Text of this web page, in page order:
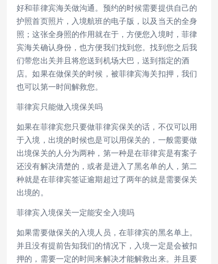
好和菲律宾海关做沟通。预约的时候需要提供自己的
护照首页照片，入境航班的电子版，以及当天的全身
照；这张全身照的作用就在于，方便您入境时，菲律
宾海关确认身份，也方便我们找到您。找到您之后我
们带您出关并且将您送到机场大巴，送到指定的酒
店。如果在做保关的时候，被菲律宾海关扣押，我们
也可以第一时间解救您。
菲律宾只能做入境保关吗
如果在菲律宾您只要做菲律宾保关的话，不仅可以用
于入境，出境的时候也是可以用保关的，一般需要做
出境保关的人分为两种，第一种是在菲律宾是有案子
还没有解决清楚的，或者是进入了黑名单的人，第二
种就是在菲律宾签证逾期超过了两年的就是需要保关
出境的。
菲律宾入境保关一定能安全入境吗
如果需要做保关的入境人员，在菲律宾的黑名单上。
并且没有提前告知我们的情况下，入境一定是会被扣
押的，需要一定的时间来解决才能解救出来。并且要